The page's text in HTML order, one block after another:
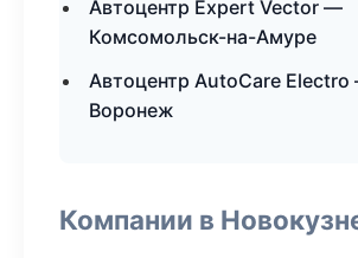
Автоцентр Expert Vector —
Комсомольск-на-Амуре
Автоцентр AutoCare
Воронеж
Компании в